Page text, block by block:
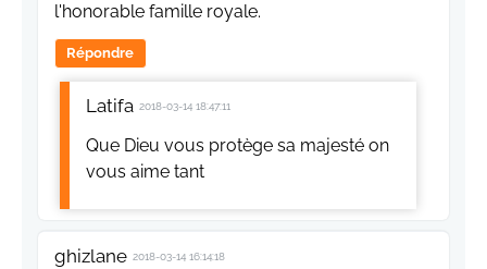
l'honorable famille royale.
Répondre
Latifa 2018-03-14 18:47:11
Que Dieu vous protège sa majesté on
vous aime tant
ghizlane 2018-03-14 16:14:18